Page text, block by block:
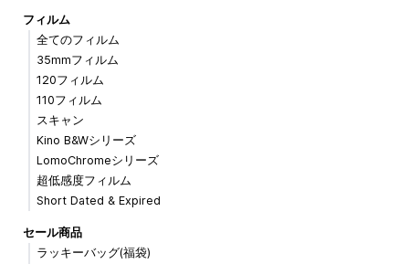
フィルム
全てのフィルム
35mmフィルム
120フィルム
110フィルム
スキャン
Kino B&Wシリーズ
LomoChromeシリーズ
超低感度フィルム
Short Dated & Expired
セール商品
ラッキーバッグ(福袋)